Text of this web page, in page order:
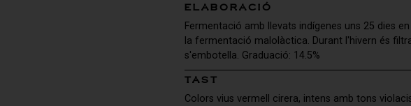
ELABORACIÓ
Fermentació amb llevats indígenes uns 25 dies
la fermentació malolàctica. Durant l'hivern és
s'embotella. Graduació: 14.5%
TAST
Colors vius vermell cirera, intens amb tons